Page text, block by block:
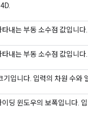
내는 부동 소수점 값입니다.
내는 부동 소수점 값입니다.
기입니다. 입력의 차원 수와
딩 윈도우의 보폭입니다.